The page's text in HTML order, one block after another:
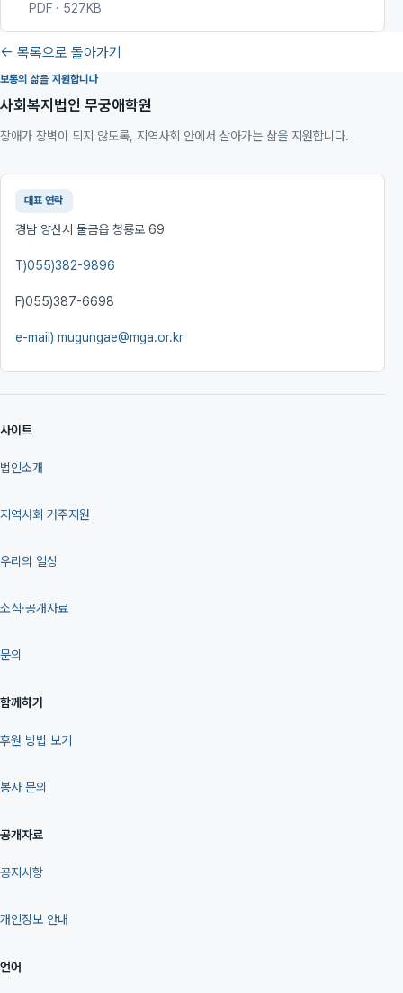
PDF · 527KB
← 목록으로 돌아가기
보통의 삶을 지원합니다
사회복지법인 무궁애학원
장애가 장벽이 되지 않도록, 지역사회 안에서 살아가는 삶을 지원합니다.
대표 연락
경남 양산시 물금읍 청룡로 69
T)055)382-9896
F)055)387-6698
e-mail) mugungae@mga.or.kr
사이트
법인소개
지역사회 거주지원
우리의 일상
소식·공개자료
문의
함께하기
후원 방법 보기
봉사 문의
공개자료
공지사항
개인정보 안내
언어